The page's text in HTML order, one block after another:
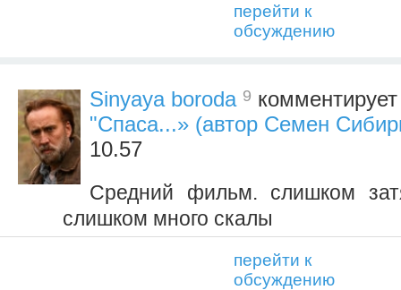
перейти к
обсуждению
Sinyaya boroda 9
"Спаса...» (автор Семен
10.57
Средний фильм. слишком
слишком много скалы
перейти к
обсуждению